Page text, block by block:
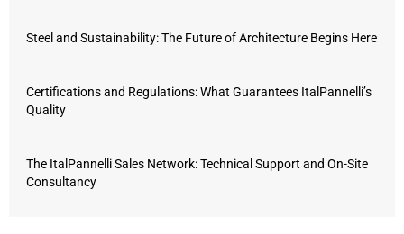
Steel and Sustainability: The Future of Architecture Begins Here
Certifications and Regulations: What Guarantees ItalPannelli’s
Quality
The ItalPannelli Sales Network: Technical Support and On-Site
Consultancy